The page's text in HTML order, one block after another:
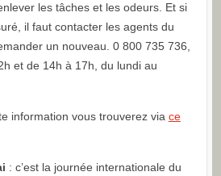
les tâches et les odeurs. Et si
il faut contacter les agents du
un nouveau. 0 800 735 736,
et de 14h à 17h, du lundi au
information vous trouverez via ce
: c’est la journée internationale du